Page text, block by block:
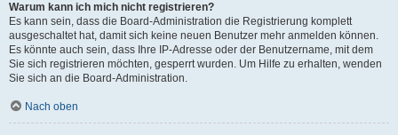
Warum kann ich mich nicht registrieren?
Es kann sein, dass die Board-Administration die Registrierung komplett
ausgeschaltet hat, damit sich keine neuen Benutzer mehr anmelden können.
Es könnte auch sein, dass Ihre IP-Adresse oder der Benutzername, mit dem
Sie sich registrieren möchten, gesperrt wurden. Um Hilfe zu erhalten, wenden
Sie sich an die Board-Administration.
Nach oben